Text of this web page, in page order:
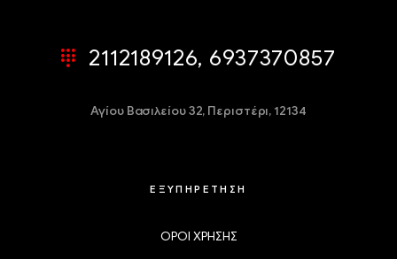
2112189126, 6937370857
Αγίου Βασιλείου 32, Περιστέρι, 12134
ΕΞΥΠΗΡΕΤΗΣΗ
ΟΡΟΙ ΧΡΗΣΗΣ